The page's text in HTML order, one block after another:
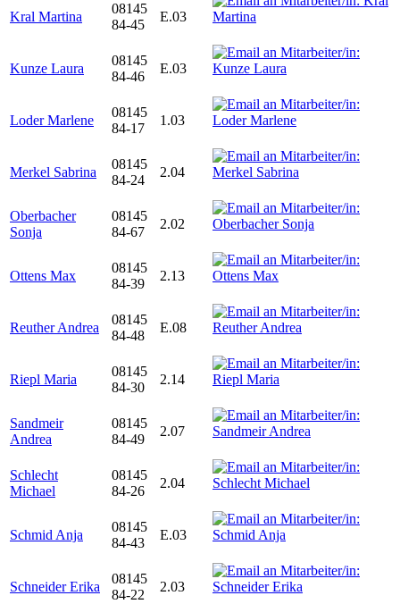
Kral Martina
08145
84-45
E.03
Kunze Laura
08145
84-46
E.03
Loder Marlene
08145
84-17
1.03
Merkel Sabrina
08145
84-24
2.04
Oberbacher
Sonja
08145
84-67
2.02
Ottens Max
08145
84-39
2.13
Reuther Andrea
08145
84-48
E.08
Riepl Maria
08145
84-30
2.14
Sandmeir
Andrea
08145
84-49
2.07
Schlecht
Michael
08145
84-26
2.04
Schmid Anja
08145
84-43
E.03
Schneider Erika
08145
84-22
2.03